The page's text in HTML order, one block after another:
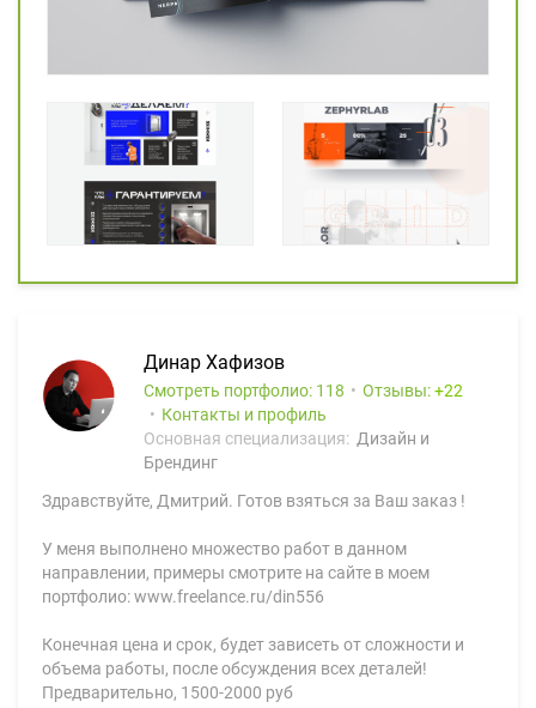
Динар Хафизов
Смотреть портфолио: 118 Отзывы:
22
Контакты и профиль
Основная специализация: Дизайн и
Брендинг
Здравствуйте, Дмитрий. Готов взяться за Ваш заказ !
У меня выполнено множество работ в данном
направлении, примеры смотрите на сайте в моем
портфолио: www.freelance.ru/din556
Конечная цена и срок, будет зависеть от сложности и
объема работы, после обсуждения всех деталей!
Предварительно, 1500-2000 руб